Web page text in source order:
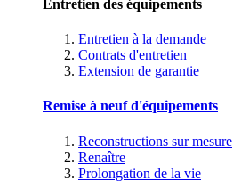
Entretien des équipements
Entretien à la demande
Contrats d'entretien
Extension de garantie
Remise à neuf d'équipements
Reconstructions sur mesure
Renaître
Prolongation de la vie